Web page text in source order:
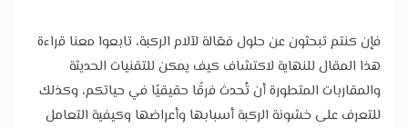
فإن كنتم تبحثون عن حلول فعّالة لآلام الركبة، تابعوا معنا قراءة
هذا المقال للنهاية لاكتشاف كيف يمكن للتقنيات الحديثة
والمقاربات المتطورة أن تُحدث فرقًا حقيقيًا في حياتكم، وكذلك
للتعرف على خشونة الركبة أسبابها وأعراضها وكيفية التعامل